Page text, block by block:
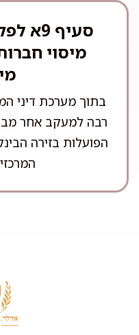
סעיף
מיסוי
בתוך מערכת דיני
רבה למעקב אחר
הפועלות בזירה